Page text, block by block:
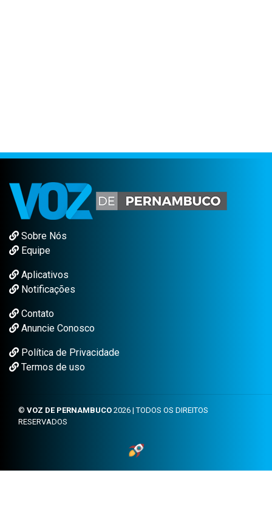
Sobre Nós
Equipe
Aplicativos
Notificações
Contato
Anuncie Conosco
Política de Privacidade
Termos de uso
© VOZ DE PERNAMBUCO 2026 | TODOS OS DIREITOS
RESERVADOS